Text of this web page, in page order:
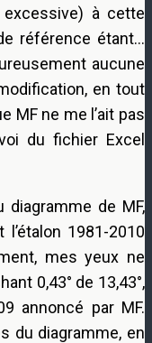
excessive) à cette
référence étant…
aucune
en tout
MF ne me l’ait pas
du fichier Excel
de MF,
l’étalon 1981-2010
mes yeux ne
0,43° de 13,43°,
annoncé par MF.
du diagramme, en